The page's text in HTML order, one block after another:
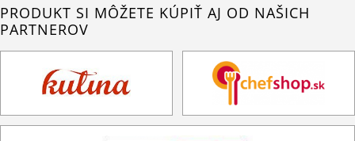
PRODUKT SI MÔŽETE KÚPIŤ AJ OD NAŠICH
PARTNEROV